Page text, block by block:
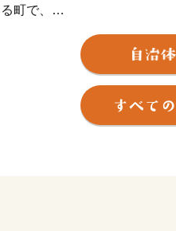
る町で、
貴重な文化財、建造物、名所
2004年には「紀伊山地の霊
また、2016年には女人道・
追加登録され、日本のみな